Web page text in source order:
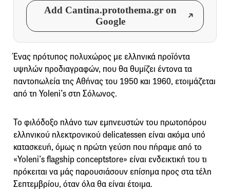
Add Cantina.protothema.gr on
Google
Ένας πρότυπος πολυχώρος με ελληνικά προϊόντα
υψηλών προδιαγραφών, που θα θυμίζει έντονα τα
παντοπωλεία της Αθήνας του 1950 και 1960, ετοιμάζεται
από τη Yoleni’s στη Σόλωνος.
Το φιλόδοξο πλάνο των εμπνευστών του πρωτοπόρου
ελληνικού ηλεκτρονικού delicatessen είναι ακόμα υπό
κατασκευή, όμως η πρώτη γεύση που πήραμε από το
«Yoleni’s flagship conceptstore» είναι ενδεικτική του τι
πρόκειται να μάς παρουσιάσουν επίσημα προς στα τέλη
Σεπτεμβρίου, όταν όλα θα είναι έτοιμα.